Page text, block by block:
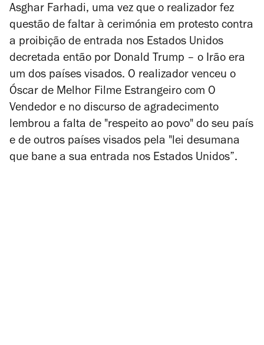
Asghar Farhadi, uma vez que o realizador fez
questão de faltar à cerimónia em protesto contra
a proibição de entrada nos Estados Unidos
decretada então por Donald Trump – o Irão era
um dos países visados. O realizador venceu o
Óscar de Melhor Filme Estrangeiro com O
Vendedor e no discurso de agradecimento
lembrou a falta de "respeito ao povo" do seu país
e de outros países visados pela "lei desumana
que bane a sua entrada nos Estados Unidos”.